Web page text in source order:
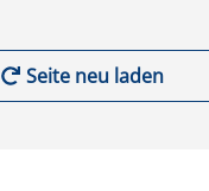
Seite neu laden